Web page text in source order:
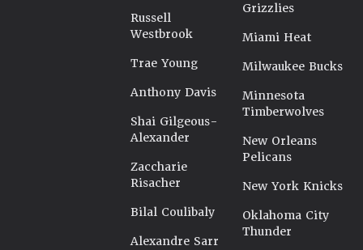
Russell
Westbrook
Trae Young
Anthony Davis
Shai Gilgeous-
Alexander
Zaccharie
Risacher
Bilal Coulibaly
Alexandre Sarr
Grizzlies
Miami Heat
Milwaukee Bucks
Minnesota
Timberwolves
New Orleans
Pelicans
New York Knicks
Oklahoma City
Thunder